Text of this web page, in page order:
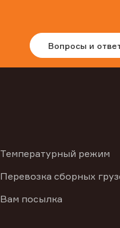
Вопросы и
Температурный режим
Перевозка сборных
Вам посылка